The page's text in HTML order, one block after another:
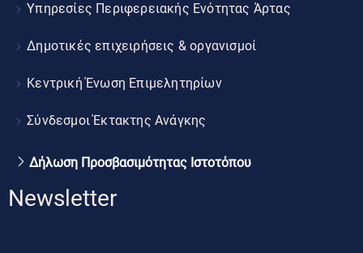
Υπηρεσίες Περιφερειακής Ενότητας Άρτας
Δημοτικές επιχειρήσεις & οργανισμοί
Κεντρική Ένωση Επιμελητηρίων
Σύνδεσμοι Έκτακτης Ανάγκης
Δήλωση Προσβασιμότητας Ιστοτόπου
Newsletter